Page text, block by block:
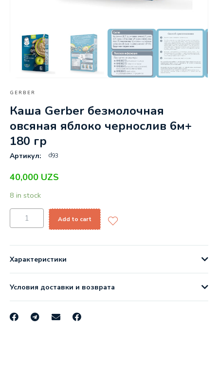
GERBER
Каша Gerber безмолочная
овсяная яблоко чернослив 6м+
180 гр
Артикул: d93
40,000 UZS
8 in stock
Add to cart
Характеристики
Условия доставки и возврата